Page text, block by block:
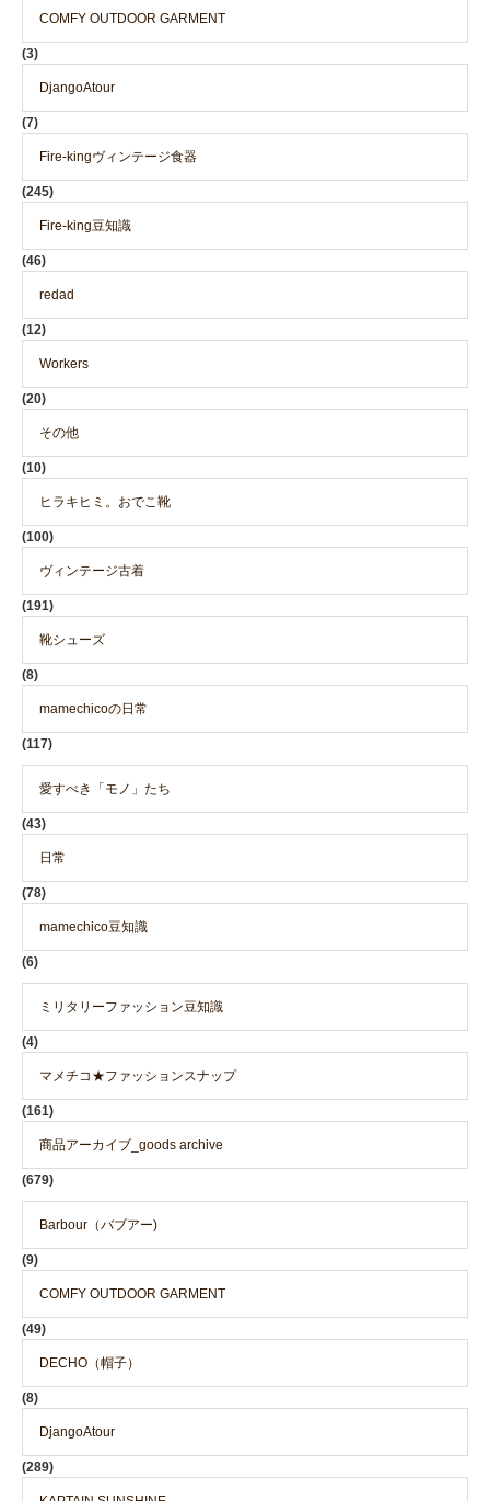
COMFY OUTDOOR GARMENT
(3)
DjangoAtour
(7)
Fire-kingヴィンテージ食器
(245)
Fire-king豆知識
(46)
redad
(12)
Workers
(20)
その他
(10)
ヒラキヒミ。おでこ靴
(100)
ヴィンテージ古着
(191)
靴シューズ
(8)
mamechicoの日常
(117)
愛すべき「モノ」たち
(43)
日常
(78)
mamechico豆知識
(6)
ミリタリーファッション豆知識
(4)
マメチコ★ファッションスナップ
(161)
商品アーカイブ_goods archive
(679)
Barbour（バブアー)
(9)
COMFY OUTDOOR GARMENT
(49)
DECHO（帽子）
(8)
DjangoAtour
(289)